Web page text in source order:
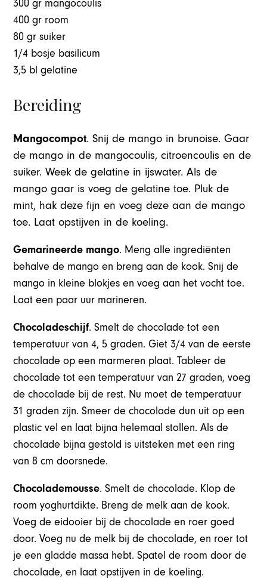
300 gr mangocoulis
400 gr room
80 gr suiker
1/4 bosje basilicum
3,5 bl gelatine
Bereiding
Mangocompot. Snij de mango in brunoise. Gaar
de mango in de mangocoulis, citroencoulis en de
suiker. Week de gelatine in ijswater. Als de
mango gaar is voeg de gelatine toe. Pluk de
mint, hak deze fijn en voeg deze aan de mango
toe. Laat opstijven in de koeling.
Gemarineerde mango. Meng alle ingrediënten
behalve de mango en breng aan de kook. Snij de
mango in kleine blokjes en voeg aan het vocht toe.
Laat een paar uur marineren.
Chocoladeschijf. Smelt de chocolade tot een
temperatuur van 4, 5 graden. Giet 3/4 van de eerste
chocolade op een marmeren plaat. Tableer de
chocolade tot een temperatuur van 27 graden, voeg
de chocolade bij de rest. Nu moet de temperatuur
31 graden zijn. Smeer de chocolade dun uit op een
plastic vel en laat bijna helemaal stollen. Als de
chocolade bijna gestold is uitsteken met een ring
van 8 cm doorsnede.
Chocolademousse. Smelt de chocolade. Klop de
room yoghurtdikte. Breng de melk aan de kook.
Voeg de eidooier bij de chocolade en roer goed
door. Voeg nu de melk bij de chocolade, en roer tot
je een gladde massa hebt. Spatel de room door de
chocolade, en laat opstijven in de koeling.